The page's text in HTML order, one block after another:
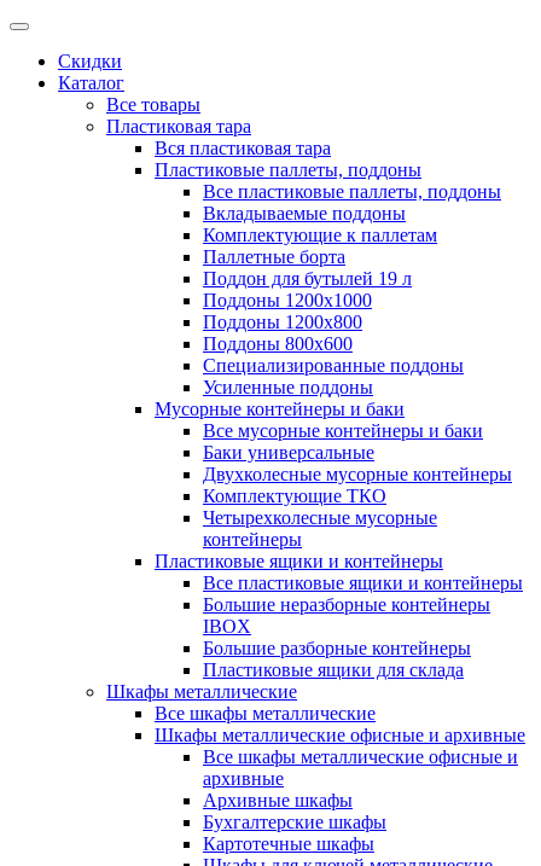
Скидки
Каталог
Все товары
Пластиковая тара
Вся пластиковая тара
Пластиковые паллеты, поддоны
Все пластиковые паллеты, поддоны
Вкладываемые поддоны
Комплектующие к паллетам
Паллетные борта
Поддон для бутылей 19 л
Поддоны 1200х1000
Поддоны 1200х800
Поддоны 800х600
Специализированные поддоны
Усиленные поддоны
Мусорные контейнеры и баки
Все мусорные контейнеры и баки
Баки универсальные
Двухколесные мусорные контейнеры
Комплектующие ТКО
Четырехколесные мусорные
контейнеры
Пластиковые ящики и контейнеры
Все пластиковые ящики и контейнеры
Большие неразборные контейнеры
IBOX
Большие разборные контейнеры
Пластиковые ящики для склада
Шкафы металлические
Все шкафы металлические
Шкафы металлические офисные и архивные
Все шкафы металлические офисные и
архивные
Архивные шкафы
Бухгалтерские шкафы
Картотечные шкафы